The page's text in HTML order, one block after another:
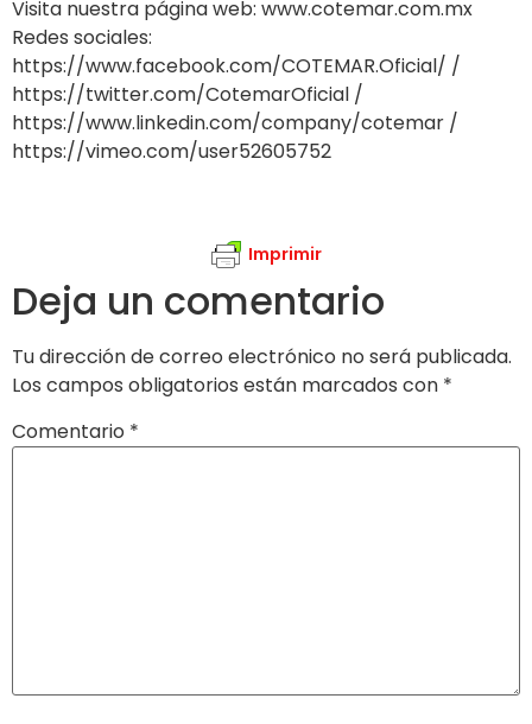
Visita nuestra página web: www.cotemar.com.mx
Redes sociales:
https://www.facebook.com/COTEMAR.Oficial/ /
https://twitter.com/CotemarOficial /
https://www.linkedin.com/company/cotemar /
https://vimeo.com/user52605752
Imprimir
Deja un comentario
Tu dirección de correo electrónico no será publicada.
Los campos obligatorios están marcados con *
Comentario *